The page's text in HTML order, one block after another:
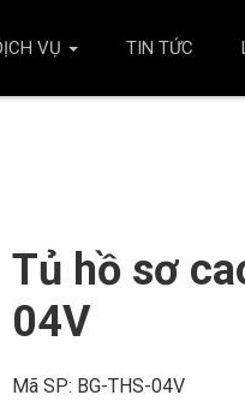
VỤ TIN TỨC
Tủ hồ sơ
04V
Mã SP: BG-THS-04V